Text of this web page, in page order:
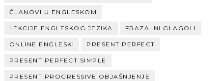
ČLANOVI U ENGLESKOM
LEKCIJE ENGLESKOG JEZIKA FRAZALNI GLAGOLI
ONLINE ENGLESKI PRESENT PERFECT
PRESENT PERFECT SIMPLE
PRESENT PROGRESSIVE OBJAŠNJENJE